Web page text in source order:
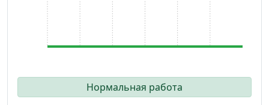
Нормальная работа